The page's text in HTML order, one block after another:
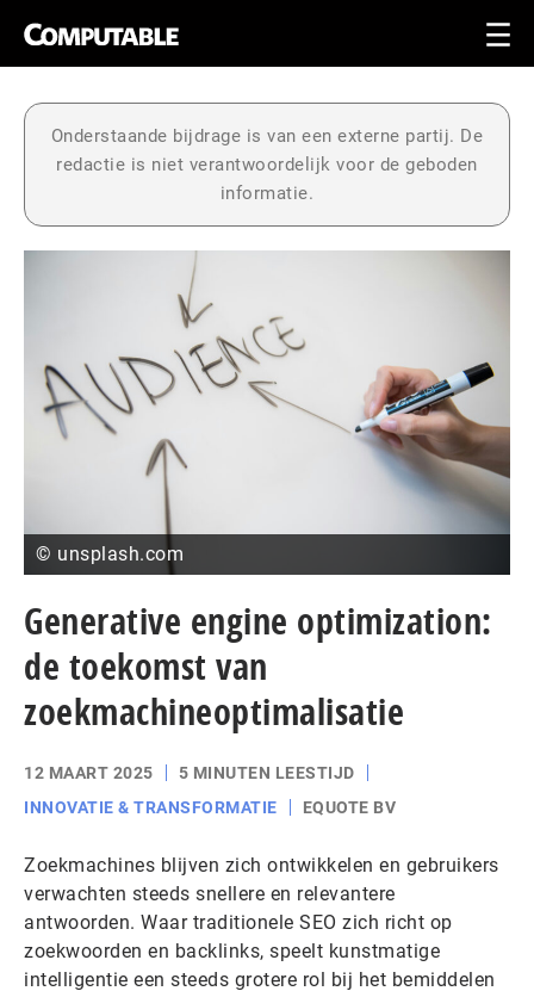
Onderstaande bijdrage is van een externe partij. De
redactie is niet verantwoordelijk voor de geboden
informatie.
© unsplash.com
Generative engine optimization:
de toekomst van
zoekmachineoptimalisatie
12 MAART 2025
5 MINUTEN LEESTIJD
INNOVATIE & TRANSFORMATIE
EQUOTE BV
Zoekmachines blijven zich ontwikkelen en gebruikers
verwachten steeds snellere en relevantere
antwoorden. Waar traditionele SEO zich richt op
zoekwoorden en backlinks, speelt kunstmatige
intelligentie een steeds grotere rol bij het bemiddelen